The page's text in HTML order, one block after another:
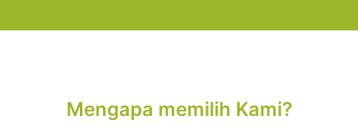
Mengapa memilih Kami?